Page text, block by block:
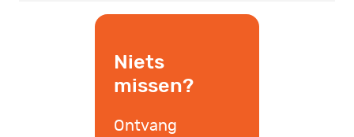
Niets
missen?
Ontvang